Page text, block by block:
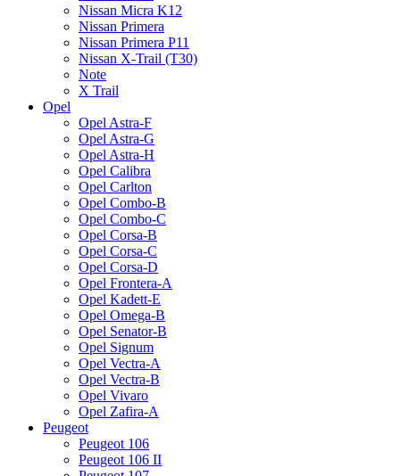
Nissan Micra K12
Nissan Primera
Nissan Primera P11
Nissan X-Trail (T30)
Note
X Trail
Opel
Opel Astra-F
Opel Astra-G
Opel Astra-H
Opel Calibra
Opel Carlton
Opel Combo-B
Opel Combo-C
Opel Corsa-B
Opel Corsa-C
Opel Corsa-D
Opel Frontera-A
Opel Kadett-E
Opel Omega-B
Opel Senator-B
Opel Signum
Opel Vectra-A
Opel Vectra-B
Opel Vivaro
Opel Zafira-A
Peugeot
Peugeot 106
Peugeot 106 II